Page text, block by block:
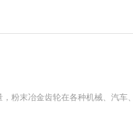
粉末冶金齿轮在各种机械、汽车